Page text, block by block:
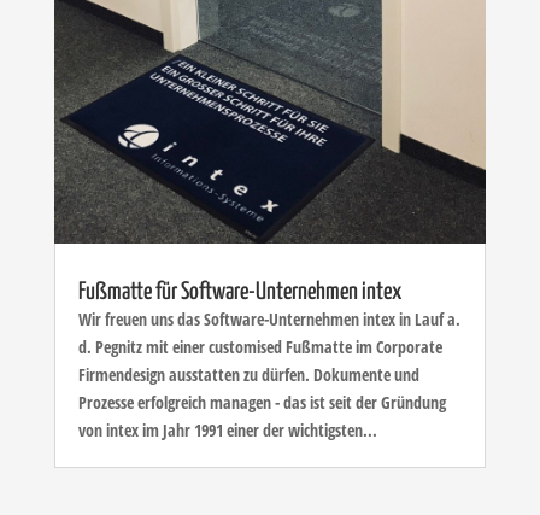
Fußmatte für Software-Unternehmen intex
Wir freuen uns das Software-Unternehmen intex in Lauf a.
d. Pegnitz mit einer customised Fußmatte im Corporate
Firmendesign ausstatten zu dürfen. Dokumente und
Prozesse erfolgreich managen - das ist seit der Gründung
von intex im Jahr 1991 einer der wichtigsten...